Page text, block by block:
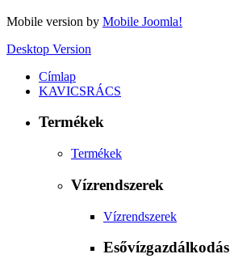
Mobile version by Mobile Joomla!
Desktop Version
Címlap
KAVICSRÁCS
Termékek
Termékek
Vízrendszerek
Vízrendszerek
Esővízgazdálkodás